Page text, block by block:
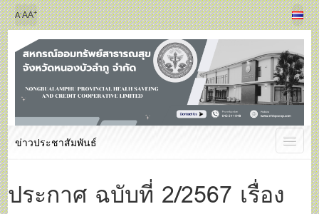
A-AA+
ข่าวประชาสัมพันธ์
ประกาศ ฉบับที่ 2/2567 เรื่อง